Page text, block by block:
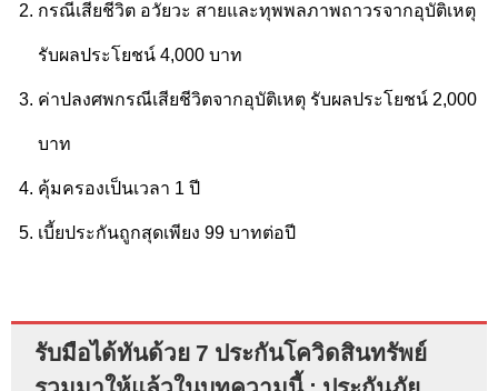
กรณีเสียชีวิต อวัยวะ สายและทุพพลภาพถาวรจากอุบัติเหตุ
รับผลประโยชน์ 4,000 บาท
ค่าปลงศพกรณีเสียชีวิตจากอุบัติเหตุ รับผลประโยชน์ 2,000
บาท
คุ้มครองเป็นเวลา 1 ปี
เบี้ยประกันถูกสุดเพียง 99 บาทต่อปี
รับมือได้ทันด้วย 7 ประกันโควิดสินทรัพย์